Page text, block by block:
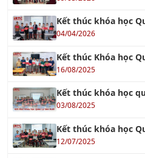
Kết thúc khóa học
04/04/2026
Kết thúc Khóa học
16/08/2025
Kết thúc khóa học
03/08/2025
Kết thúc khóa học
12/07/2025